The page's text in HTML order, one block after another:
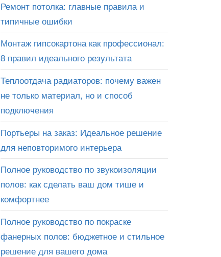
Ремонт потолка: главные правила и
типичные ошибки
Монтаж гипсокартона как профессионал:
8 правил идеального результата
Теплоотдача радиаторов: почему важен
не только материал, но и способ
подключения
Портьеры на заказ: Идеальное решение
для неповторимого интерьера
Полное руководство по звукоизоляции
полов: как сделать ваш дом тише и
комфортнее
Полное руководство по покраске
фанерных полов: бюджетное и стильное
решение для вашего дома